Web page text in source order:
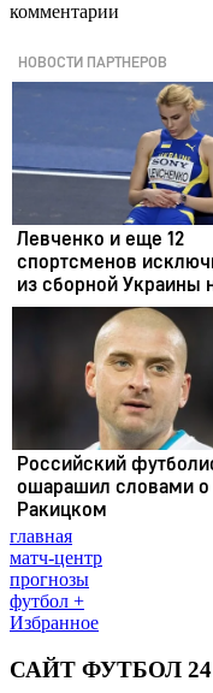
комментарии
главная
матч-центр
прогнозы
футбол +
Избранное
САЙТ ФУТБОЛ 24